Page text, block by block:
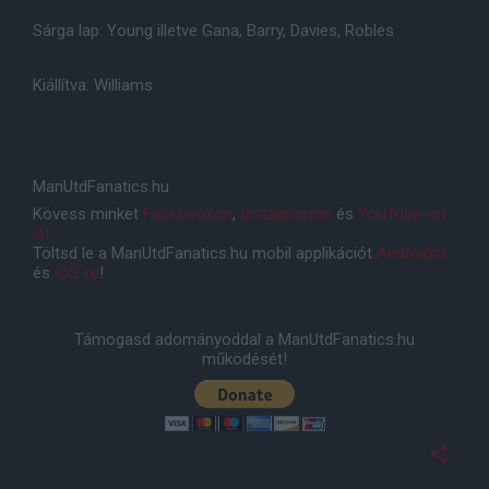
Sárga lap: Young illetve Gana, Barry, Davies, Robles
Kiállítva: Williams
ManUtdFanatics.hu
Kövess minket Facebookon, Instagramon és YouTube-on
is!
Töltsd le a ManUtdFanatics.hu mobil applikációt Androidra
és iOS-re!
Támogasd adományoddal a ManUtdFanatics.hu
működését!